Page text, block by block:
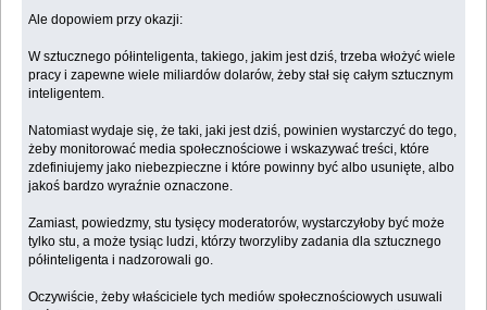
Ale dopowiem przy okazji:
W sztucznego półinteligenta, takiego, jakim jest dziś, trzeba włożyć wiele
pracy i zapewne wiele miliardów dolarów, żeby stał się całym sztucznym
inteligentem.
Natomiast wydaje się, że taki, jaki jest dziś, powinien wystarczyć do tego,
żeby monitorować media społecznościowe i wskazywać treści, które
zdefiniujemy jako niebezpieczne i które powinny być albo usunięte, albo
jakoś bardzo wyraźnie oznaczone.
Zamiast, powiedzmy, stu tysięcy moderatorów, wystarczyłoby być może
tylko stu, a może tysiąc ludzi, którzy tworzyliby zadania dla sztucznego
półinteligenta i nadzorowali go.
Oczywiście, żeby właściciele tych mediów społecznościowych usuwali